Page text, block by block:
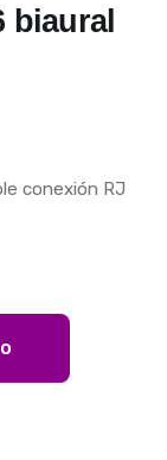
biaural
conexión RJ